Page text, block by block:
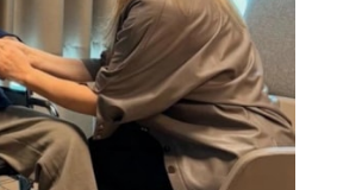
Dilek Kaya İmamoğlu, tedavi
Hikmet Çetin’i hastanede
dileklerini iletti.